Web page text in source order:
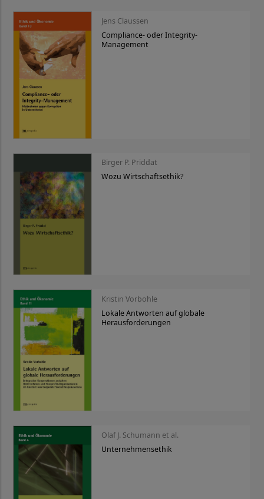
Jens Claussen
Compliance- oder Integrity-
Management
Birger P. Priddat
Wozu Wirtschaftsethik?
Kristin Vorbohle
Lokale Antworten auf globale
Herausforderungen
Olaf J. Schumann et al.
Unternehmensethik